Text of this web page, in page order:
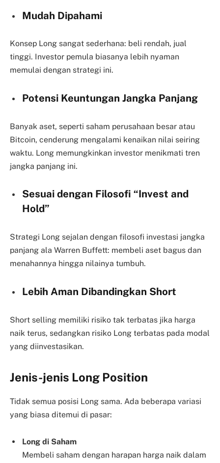
Mudah Dipahami
Konsep Long sangat sederhana: beli rendah, jual
tinggi. Investor pemula biasanya lebih nyaman
memulai dengan strategi ini.
Potensi Keuntungan Jangka Panjang
Banyak aset, seperti saham perusahaan besar atau
Bitcoin, cenderung mengalami kenaikan nilai seiring
waktu. Long memungkinkan investor menikmati tren
jangka panjang ini.
Sesuai dengan Filosofi “Invest and
Hold”
Strategi Long sejalan dengan filosofi investasi jangka
panjang ala Warren Buffett: membeli aset bagus dan
menahannya hingga nilainya tumbuh.
Lebih Aman Dibandingkan Short
Short selling memiliki risiko tak terbatas jika harga
naik terus, sedangkan risiko Long terbatas pada modal
yang diinvestasikan.
Jenis-jenis Long Position
Tidak semua posisi Long sama. Ada beberapa variasi
yang biasa ditemui di pasar:
Long di Saham
Membeli saham dengan harapan harga naik dalam